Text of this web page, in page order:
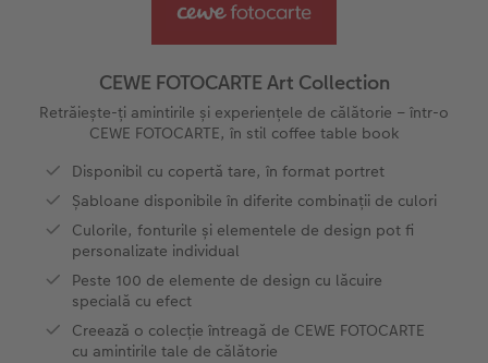
Exemplele clienților
CEWE FOTOCARTE Kids
CEWE FOTOCARTE Art Collection
Nature Prints
Poster Premium
Art Prints
Fotografii standard
Cutii cu fotografii
Set fotografii
Fotografie Aludibond
Fotografie pe Forex
Panou de întâmpinare nuntă
Baghete pentru poster
Hexxas
Fotografie pe lemn
Felicitări
Rechizite școlare și de birou
Cutii de cadou
Textile
Art Prints
Calendare foto
Povești CEWE
Idei de cadouri pentru cei dragi
Interviuri
Călătorie
Nuntă
Absolvire
CEWE FOTOCARTE Art Collection
Retrăiește-ți amintirile și experiențele de călătorie – într-o
CEWE FOTOCARTE, în stil coffee table book
Disponibil cu copertă tare, în format portret
Șabloane disponibile în diferite combinații de culori
Culorile, fonturile și elementele de design pot fi
personalizate individual
Peste 100 de elemente de design cu lăcuire
specială cu efect
Creează o colecție întreagă de CEWE FOTOCARTE
cu amintirile tale de călătorie